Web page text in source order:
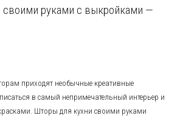
руками с выкройками —
приходят необычные креативные
в самый непримечательный интерьер и
Шторы для кухни своими руками